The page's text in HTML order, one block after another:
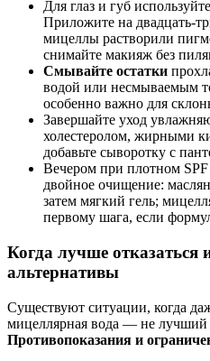
Для глаз и губ
Приложите на
мицеллы растворили
снимайте макияж без
Смывайте остатки
водой или несмываемым
особенно важно для
Завершайте уход
холестеролом, жирными
добавьте сыворотку с
Вечером при плотном
двойное очищение:
затем мягкий гель;
первому шага, если
Когда лучше отказаться
альтернативы
Существуют ситуации, когда
мицеллярная вода — не лучший
Противопоказания и